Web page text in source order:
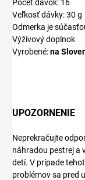
Počet dávok: 16
Veľkosť dávky: 30 g
Odmerka je
Výživový doplnok
Vyrobené:na
UPOZORNENIE
Neprekračujte
náhradou pestrej a
detí. V prípade
problémov sa pred